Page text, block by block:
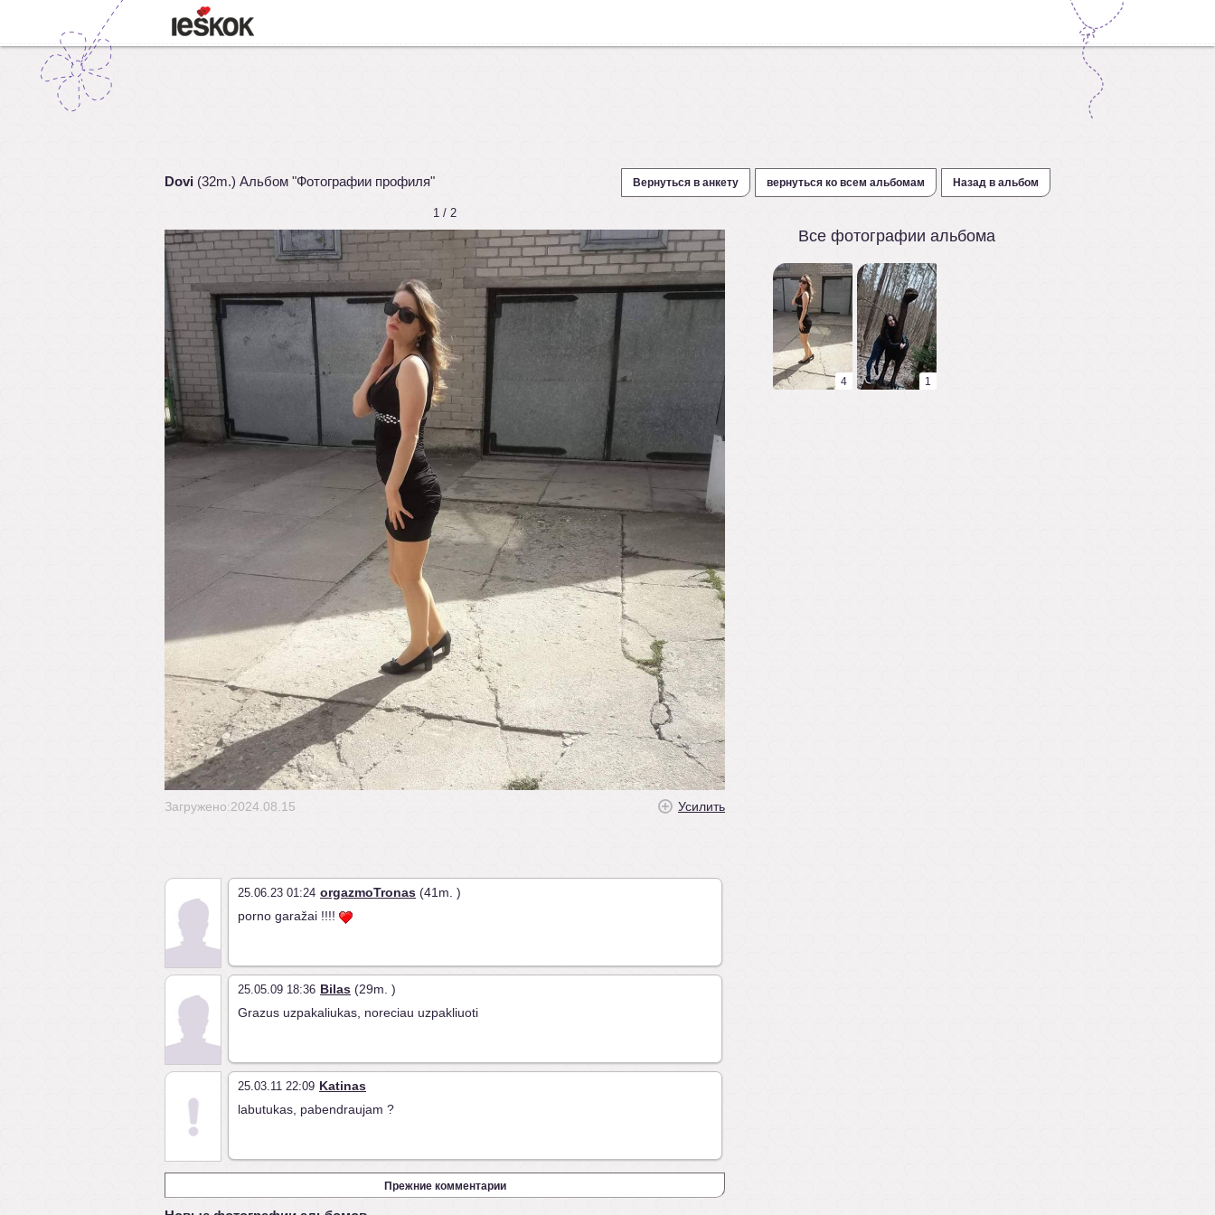
Dovi (32m.) Альбом "Фотографии профиля" Вернуться в анкету вернуться ко всем альбомам Назад в альбом
1 / 2
Загружено:2024.08.15 Усилить
25.06.23 01:24 orgazmoTronas (41m. )
porno garažai !!!!
25.05.09 18:36 Bilas (29m. )
Grazus uzpakaliukas, noreciau uzpakliuoti
25.03.11 22:09 Katinas
labutukas, pabendraujam ?
Прежние комментарии
Все фотографии альбома
4 1